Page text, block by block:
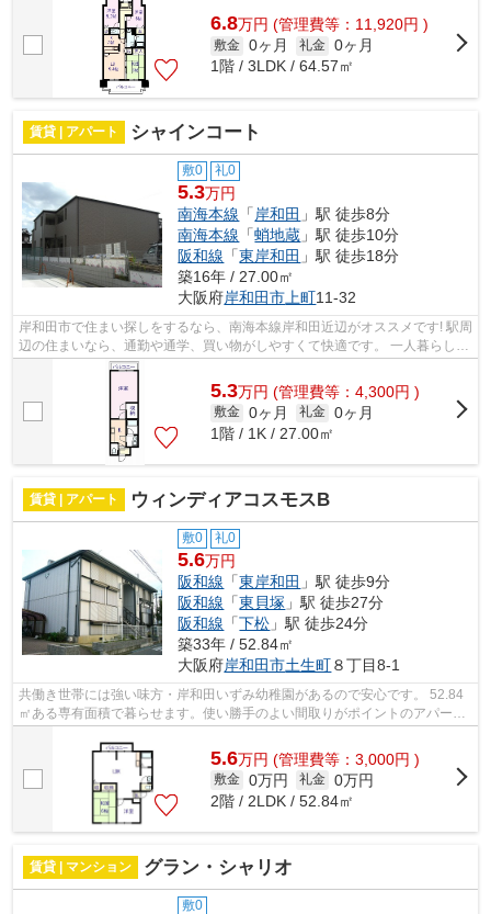
6.8万円 (管理費等：11,920円 )
敷金 0ヶ月 礼金 0ヶ月
1階 / 3LDK / 64.57㎡
賃貸 | アパート シャインコート
敷0 礼0
5.3万円
南海本線 「岸和田 」駅 徒歩8分
南海本線 「蛸地蔵 」駅 徒歩10分
阪和線 「東岸和田 」駅 徒歩18分
築16年 / 27.00㎡
大阪府岸和田市上町11-32
岸和田市で住まい探しをするなら、南海本線岸和田近辺がオススメです! 駅周
辺の住まいなら、通勤や通学、買い物がしやすくて快適です。 一人暮らしの
オススメの1Kなので、キッチンもあ...
5.3万円 (管理費等：4,300円 )
敷金 0ヶ月 礼金 0ヶ月
1階 / 1K / 27.00㎡
賃貸 | アパート ウィンディアコスモスB
敷0 礼0
5.6万円
阪和線 「東岸和田 」駅 徒歩9分
阪和線 「東貝塚 」駅 徒歩27分
阪和線 「下松 」駅 徒歩24分
築33年 / 52.84㎡
大阪府岸和田市土生町８丁目8-1
共働き世帯には強い味方・岸和田いずみ幼稚園があるので安心です。 52.84
㎡ある専有面積で暮らせます。使い勝手のよい間取りがポイントのアパート
5.6万円 (管理費等：3,000円 )
敷金 0万円 礼金 0万円
2階 / 2LDK / 52.84㎡
賃貸 | マンション グラン・シャリオ
敷0